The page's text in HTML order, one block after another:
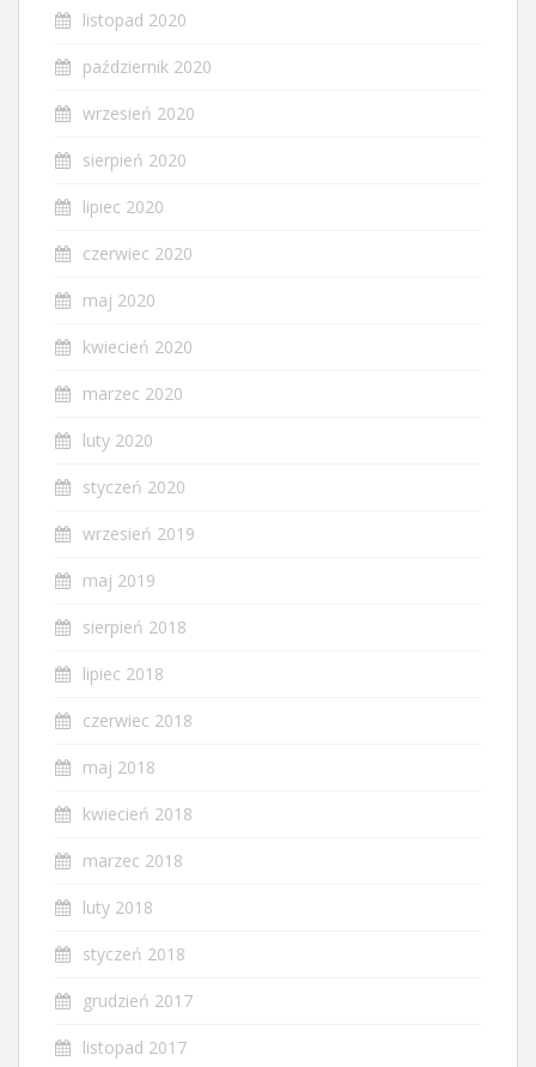
listopad 2020
październik 2020
wrzesień 2020
sierpień 2020
lipiec 2020
czerwiec 2020
maj 2020
kwiecień 2020
marzec 2020
luty 2020
styczeń 2020
wrzesień 2019
maj 2019
sierpień 2018
lipiec 2018
czerwiec 2018
maj 2018
kwiecień 2018
marzec 2018
luty 2018
styczeń 2018
grudzień 2017
listopad 2017